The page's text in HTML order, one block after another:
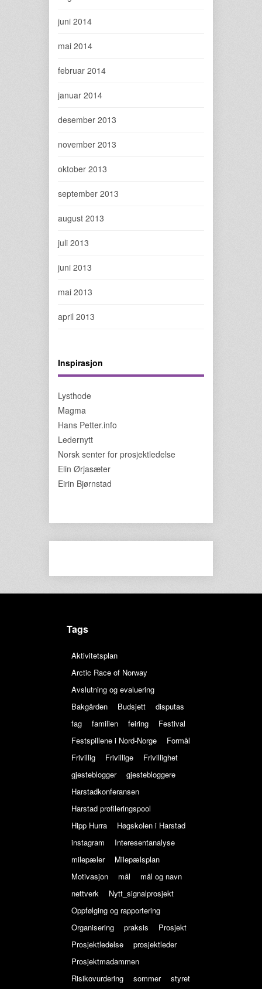
juni 2014
mai 2014
februar 2014
januar 2014
desember 2013
november 2013
oktober 2013
september 2013
august 2013
juli 2013
juni 2013
mai 2013
april 2013
Inspirasjon
Lysthode
Magma
Hans Petter.info
Ledernytt
Norsk senter for prosjektledelse
Elin Ørjasæter
Eirin Bjørnstad
Tags
Aktivitetsplan
Arctic Race of Norway
Avslutning og evaluering
Bakgården
Budsjett
disputas
fag
familien feiring
Festival
Festspillene i Nord-Norge
Formål
Frivillig
Frivillige
Frivillighet
gjesteblogger
gjestebloggere
Harstadkonferansen
Harstad profileringspool
Hipp Hurra
Høgskolen i Harstad
instagram
Interesentanalyse
milepæler
Milepælsplan
Motivasjon
mål
mål og navn
nettverk
Nytt_signalprosjekt
Oppfølging og rapportering
Organisering
praksis
Prosjekt
Prosjektledelse
prosjektleder
Prosjektmadammen
Risikovurdering
sommer
styret